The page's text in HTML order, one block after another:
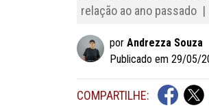
relação ao ano passado |
por Andrezza Souza
Publicado em 29/05/
COMPARTILHE: